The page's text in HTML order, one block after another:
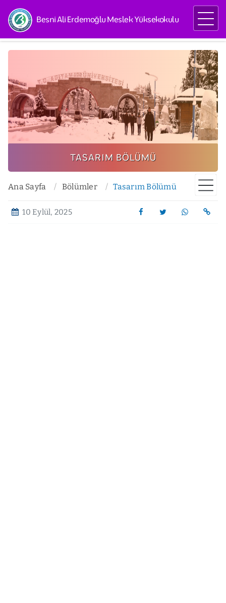
Besni Ali Erdemoğlu Meslek Yüksekokulu
TASARIM BÖLÜMÜ
Ana Sayfa Bölümler Tasarım Bölümü
10 Eylül, 2025